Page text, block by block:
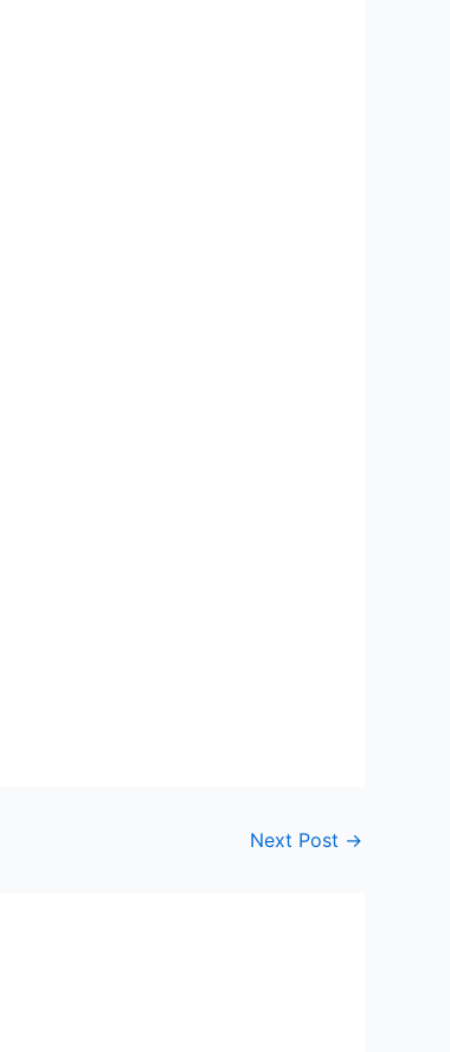
Next Post →